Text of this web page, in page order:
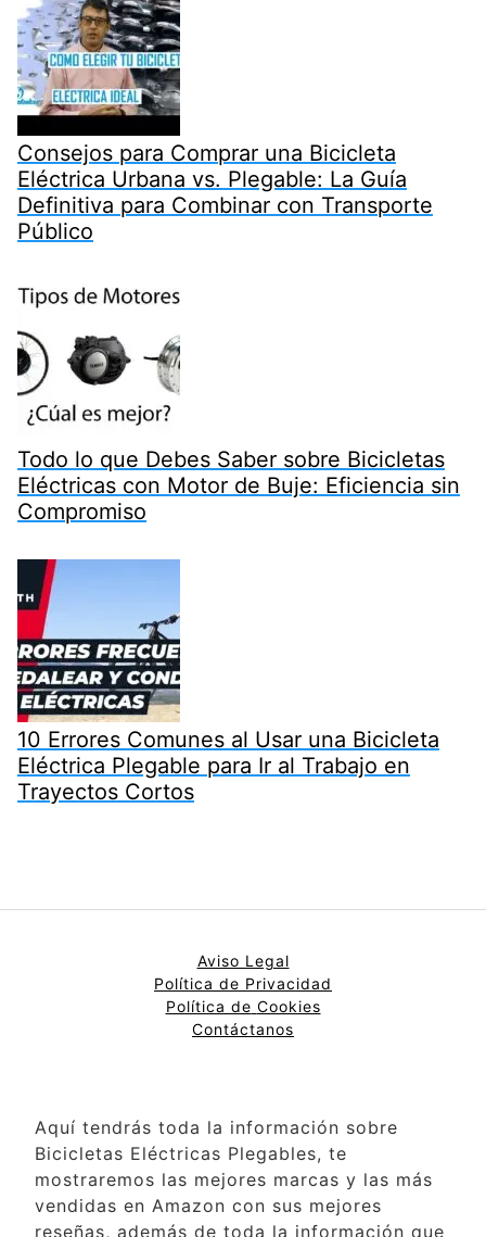
Consejos para Comprar una Bicicleta
Eléctrica Urbana vs. Plegable: La Guía
Definitiva para Combinar con Transporte
Público
Todo lo que Debes Saber sobre Bicicletas
Eléctricas con Motor de Buje: Eficiencia sin
Compromiso
10 Errores Comunes al Usar una Bicicleta
Eléctrica Plegable para Ir al Trabajo en
Trayectos Cortos
Aviso Legal
Política de Privacidad
Política de Cookies
Contáctanos
Aquí tendrás toda la información sobre
Bicicletas Eléctricas Plegables, te
mostraremos las mejores marcas y las más
vendidas en Amazon con sus mejores
reseñas, además de toda la información que